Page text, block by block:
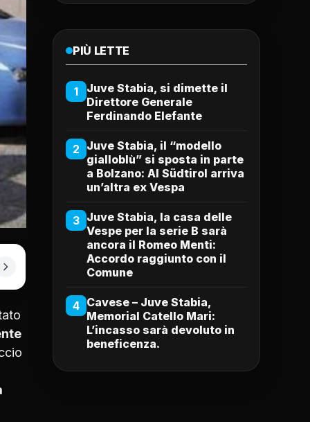
PIÙ LETTE
1
Juve Stabia, si dimette il
Direttore Generale
Ferdinando Elefante
2 Juve Stabia, il “modello
gialloblù” si sposta in parte
a Bolzano: Al Südtirol arriva
un’altra ex Vespa
3 Juve Stabia, la casa delle
Vespe per la serie B sarà
ancora il Romeo Menti:
Accordo raggiunto con il
Comune
4 Cavese – Juve Stabia,
Memorial Catello Mari:
L’incasso sarà devoluto in
beneficenza.